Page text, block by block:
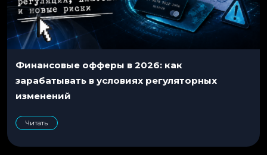
Финансовые офферы в 2026: как
зарабатывать в условиях регуляторных
изменений
Читать